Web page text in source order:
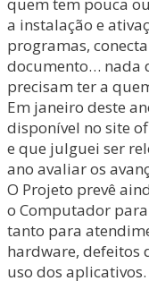
a instalação e
programas,
documento… nada
precisam ter a
Em janeiro deste
disponível no site
e que julguei ser
ano avaliar os
O Projeto prevê
o Computador
tanto para
hardware, defeitos
uso dos aplicativos.